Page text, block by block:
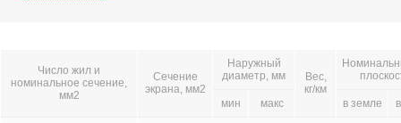
Число жил и
номинальное сечение,
мм2
Сечение
экрана, мм2
Наружный
диаметр, мм
Вес,
кг/км
мин макс в земле